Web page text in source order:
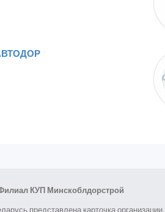
КУП Минскоблдорстрой
представлена карточка